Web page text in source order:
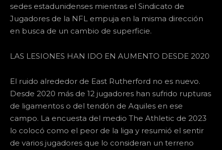
sedes estadunidenses mientras el Sindicato de
Jugadores de la NFL empuja en la misma dirección
en busca de un cambio de superficie.
LAS LESIONES HAN IDO EN AUMENTO DESDE 2020
El ruido alrededor de East Rutherford no es nuevo.
Desde 2020 más de 12 jugadores han sufrido rupturas
de ligamentos o del tendón de Aquiles en ese
campo. La encuesta del medio The Athletic de 2023
lo colocó como el peor de la liga y resumió el sentir
de varios jugadores que lo consideran un terreno